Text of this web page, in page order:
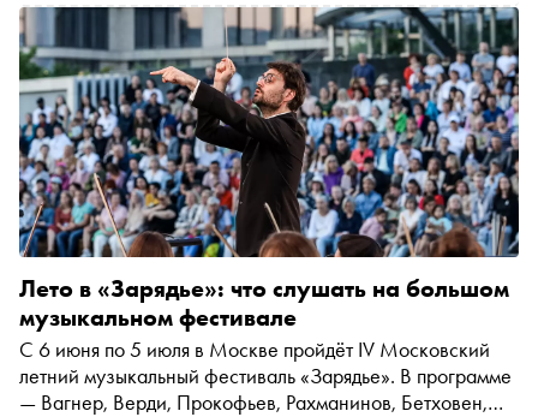
Лето в «Зарядье»: что слушать на большом
музыкальном фестивале
С 6 июня по 5 июля в Москве пройдёт IV Московский
летний музыкальный фестиваль «Зарядье». В программе
— Вагнер, Верди, Прокофьев, Рахманинов, Бетховен,